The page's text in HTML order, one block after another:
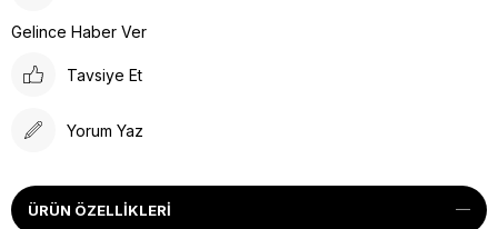
Gelince Haber Ver
Tavsiye Et
Yorum Yaz
ÜRÜN ÖZELLIKLERI